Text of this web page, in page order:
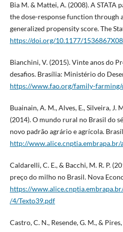
Bia M. & Mattei, A. (2008). A STATA
the dose-response function through
generalized propensity score. The
https://doi.org/10.1177/
Bianchini, V. (2015). Vinte anos do
desafios. Brasília: Ministério do
https://www.fao.org/family-
Buainain, A. M., Alves, E., Silveira, J.
(2014). O mundo rural no Brasil do
novo padrão agrário e agrícola.
http://
Caldarelli, C. E., & Bacchi, M. R. P.
preço do milho no Brasil. Nova
https://
/4/Texto39.pdf
Castro, C. N., Resende, G. M., &